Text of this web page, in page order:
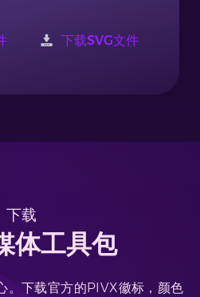
下载SVG文件
下载
体工具包
。下载官方的PIVX徽标，颜色